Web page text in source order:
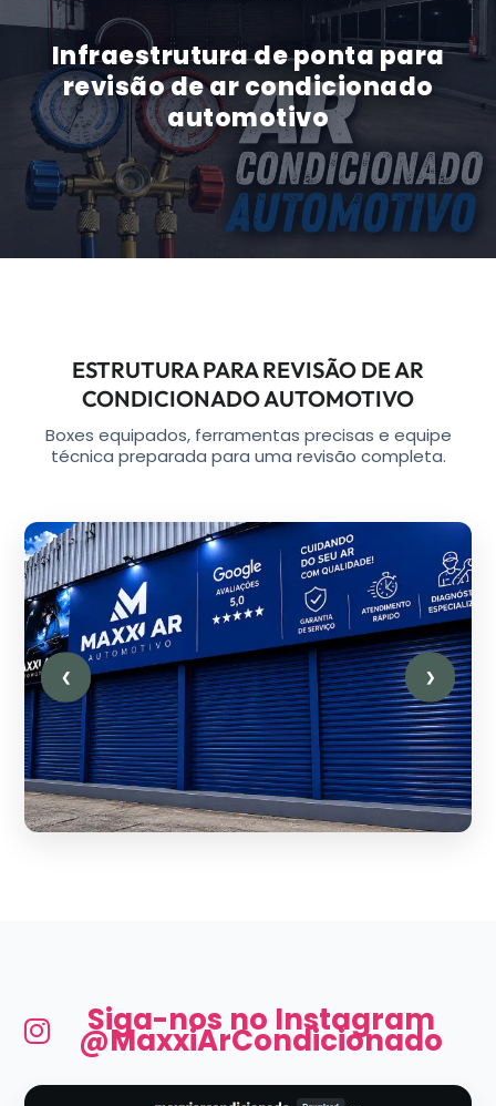
Infraestrutura de ponta para
revisão de ar condicionado
automotivo
ESTRUTURA PARA REVISÃO DE AR
CONDICIONADO AUTOMOTIVO
Boxes equipados, ferramentas precisas e equipe
técnica preparada para uma revisão completa.
❮ ❯
Siga-nos no Instagram
@MaxxiArCondicionado